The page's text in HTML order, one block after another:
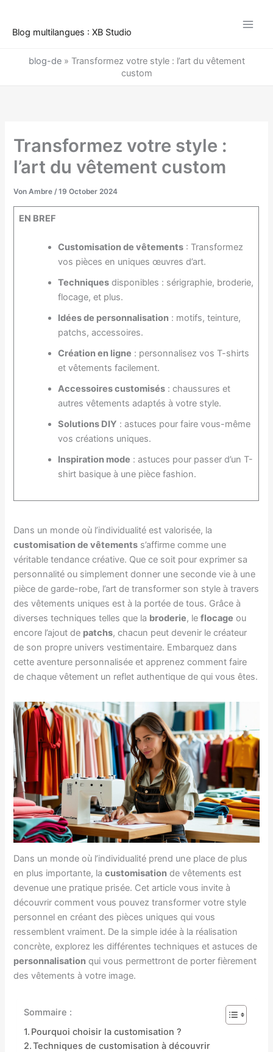
springen
Blog multilangues : XB Studio
blog-de» Transformez votre style : l’art du vêtement
custom
Transformez votre style :
l’art du vêtement custom
VonAmbre/19 October 2024
EN BREF
Customisation de vêtements: Transformez
vos pièces en uniques œuvres d’art.
Techniquesdisponibles : sérigraphie, broderie,
flocage, et plus.
Idées de personnalisation: motifs, teinture,
patchs, accessoires.
Création en ligne : personnalisez vos T-shirts
et vêtements facilement.
Accessoires customisés: chaussures et
autres vêtements adaptés à votre style.
Solutions DIY : astuces pour faire vous-même
vos créations uniques.
Inspiration mode : astuces pour passer d’un T-
shirt basique à une pièce fashion.
Dans un monde où l’individualité est valorisée, la
customisation de vêtements s’affirme comme une
véritable tendance créative. Que ce soit pour exprimer sa
personnalité ou simplement donner une seconde vie à une
pièce de garde-robe, l’art de transformer son style à travers
des vêtements uniques est à la portée de tous. Grâce à
diverses techniques telles que la broderie, leflocage ou
encore l’ajout de patchs, chacun peut devenir le créateur
de son propre univers vestimentaire. Embarquez dans
cette aventure personnalisée et apprenez comment faire
de chaque vêtement un reflet authentique de qui vous êtes.
Dans un monde où l’individualité prend une place de plus
en plus importante, lacustomisation de vêtements est
devenue une pratique prisée. Cet article vous invite à
découvrir comment vous pouvez transformer votre style
personnel en créant des pièces uniques qui vous
ressemblent vraiment. De la simple idée à la réalisation
concrète, explorez les différentes techniques et astuces de
personnalisation qui vous permettront de porter fièrement
des vêtements à votre image.
Sommaire :
Pourquoi choisir la customisation ?
Techniques de customisation à découvrir